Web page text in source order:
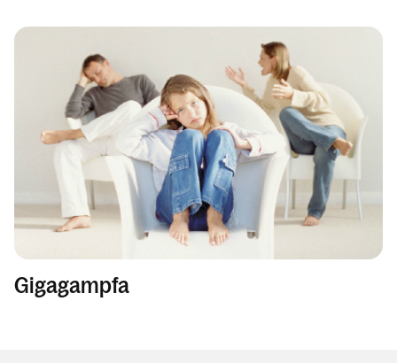
Gigagampfa